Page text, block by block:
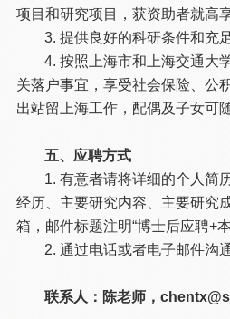
项目和研究项目，获资助者就高
3. 提供良好的科研条件和充
4. 按照上海市和上海交通大
关落户事宜，享受社会保险、公
出站留上海工作，配偶及子女可
五、应聘方式
1. 有意者请将详细的个人简
经历、主要研究内容、主要研究
箱，邮件标题注明“博士后应聘+
2. 通过电话或者电子邮件沟
联系人：陈老师，